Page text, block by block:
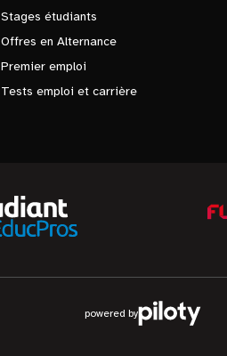
Stages étudiants
Offres en Alternance
Premier emploi
Tests emploi et carrière
powered by